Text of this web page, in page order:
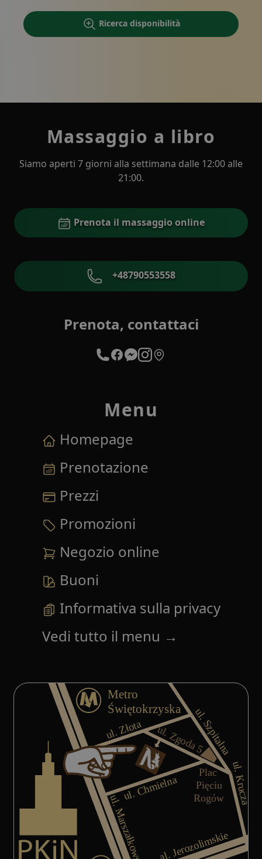
Ricerca disponibilità
Massaggio a libro
Siamo aperti 7 giorni alla settimana dalle 12:00 alle
21:00.
Prenota il massaggio online
+48790553558
Prenota, contattaci
Menu
Homepage
Prenotazione
Prezzi
Promozioni
Negozio online
Buoni
Informativa sulla privacy
Vedi tutto il menu →